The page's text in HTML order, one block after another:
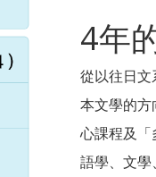
4年
從以往日
本文學的
心課程及
語學、文